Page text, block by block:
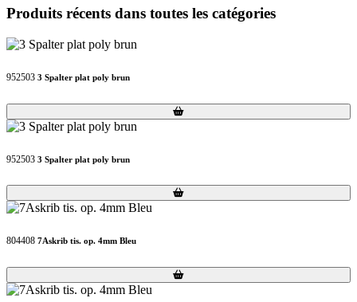
Produits récents dans toutes les catégories
952503 3 Spalter plat poly brun
Loading...
Loading...
952503 3 Spalter plat poly brun
Loading...
Loading...
804408 7Askrib tis. op. 4mm Bleu
Loading...
Loading...